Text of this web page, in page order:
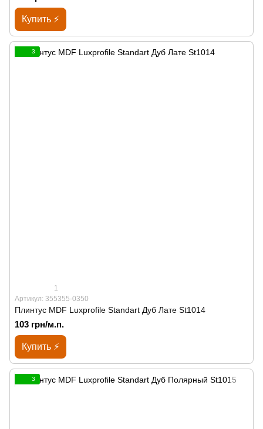
Купить ⚡
3
1
Артикул: 355355-0350
Плинтус MDF Luxprofile Standart Дуб Лате St1014
103 грн/м.п.
Купить ⚡
3